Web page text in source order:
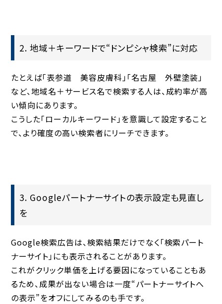
2. 地域＋キーワードで“ドンピシャ検索”に対応
たとえば「表参道 美容皮膚科」「名古屋 外壁塗装」
など、地域名＋サービス名で検索する人は、成約率が高
い傾向にあります。
こうした「ローカルキーワード」を意識して設定すること
で、より確度の高い検索者にリーチできます。
3. Googleパートナーサイトの表示設定も見直し
を
Google検索広告は、検索結果だけでなく「検索パート
ナーサイト」にも表示されることがあります。
これがクリック単価を上げる要因になっていることもあ
るため、成果が出ない場合は一度“パートナーサイトへ
の表示”をオフにしてみるのも手です。